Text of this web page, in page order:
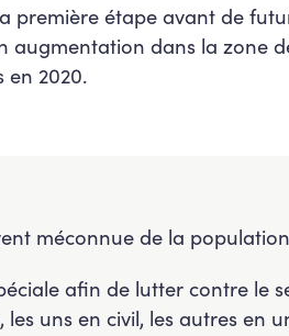
première étape avant de
dans la zone
en 2020.
méconnue de la
afin de lutter contre le
uns en civil, les autres en